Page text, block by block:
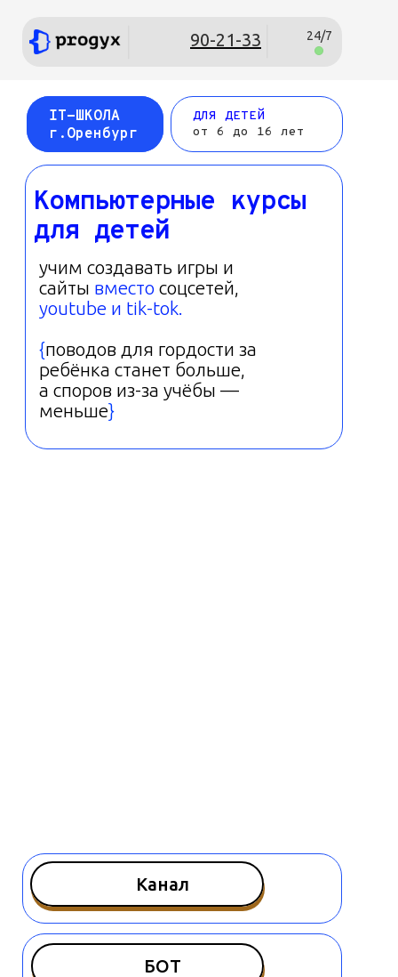
24/7
90-21-33
БОТ
Канал
учим создавать игры и
сайты вместо соцсетей,
youtube и tik-tok.
{поводов для гордости за
ребёнка станет больше,
а споров из-за учёбы —
меньше}
Компьютерные курсы
для детей
IT-ШКОЛА
г.Оренбург
IT-ШКОЛА
ДЛЯ ДЕТЕЙ
от 6 до 16 лет